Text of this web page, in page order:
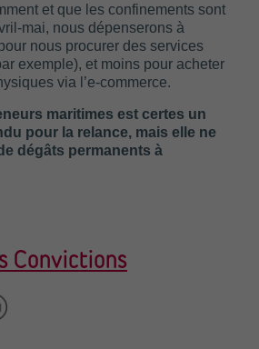
et que les confinements sont
mai, nous dépenserons à
nous procurer des services
exemple), et moins pour acheter
via l’e-commerce.
maritimes est certes un
pour la relance, mais elle ne
dégâts permanents à
Convictions